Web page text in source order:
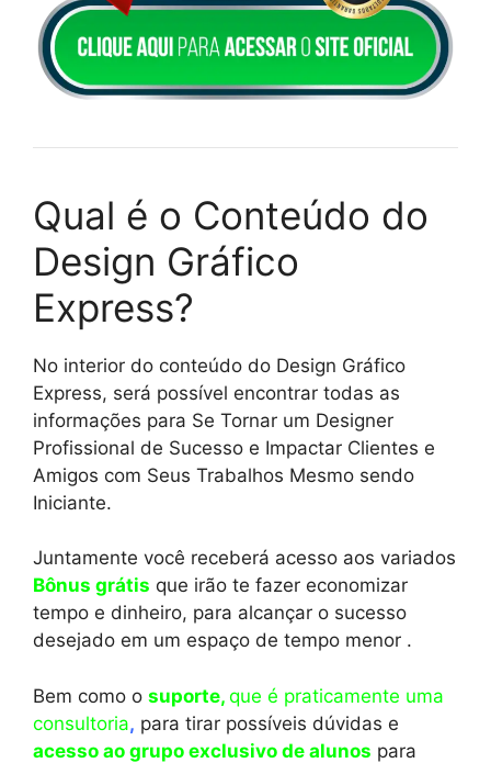
Qual é o Conteúdo do
Design Gráfico
Express?
No interior do conteúdo do Design Gráfico
Express, será possível encontrar todas as
informações para Se Tornar um Designer
Profissional de Sucesso e Impactar Clientes e
Amigos com Seus Trabalhos Mesmo sendo
Iniciante.
Juntamente você receberá acesso aos variados
Bônus grátis que irão te fazer economizar
tempo e dinheiro, para alcançar o sucesso
desejado em um espaço de tempo menor .
Bem como o suporte, que é praticamente uma
consultoria, para tirar possíveis dúvidas e
acesso ao grupo exclusivo de alunos para